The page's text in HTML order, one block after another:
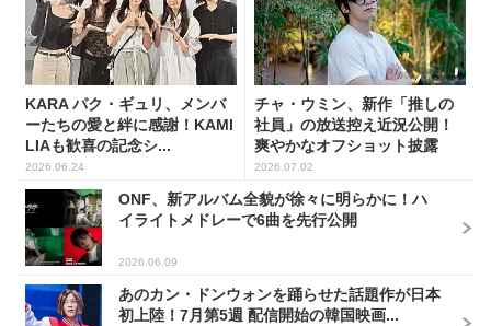
KARA パク・ギュリ、メンバ
ーたちの愛と絆に感謝！KAMI
LIAも歓喜の記念シ...
2026.06.24
チャ・ウミン、新作「推しの
社員」の放送控え近況公開！
爽やかなオフショット披露
2026.07.02
ONF、新アルバム全貌が徐々に明らかに！ハ
イライトメドレーで6曲を先行公開
2026.06.09
あのカン・ドンウォンを踊らせた話題作が日本
初上陸！7月第5週 配信開始の韓国映画...